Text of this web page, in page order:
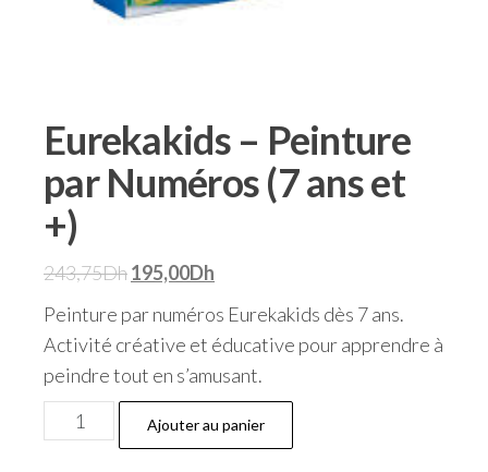
Eurekakids – Peinture
par Numéros (7 ans et
+)
243,75Dh195,00Dh
Peinture par numéros Eurekakids dès 7 ans.
Activité créative et éducative pour apprendre à
peindre tout en s’amusant.
Ajouter au panier